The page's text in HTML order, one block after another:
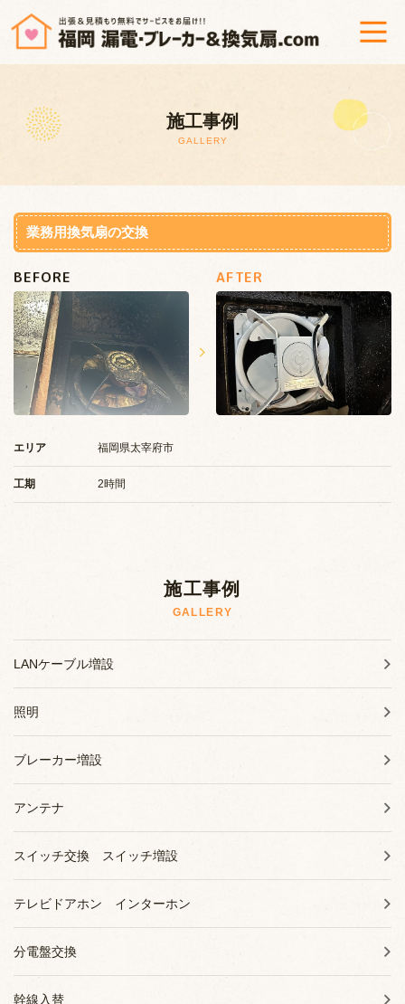
漏電調査修理＆ブレーカー交換
換気扇修理・交換
工事までの流れ
よくあるご質問
会社概要
プライバシーポリシー
お知らせ
施工事例
GALLERY
業務用換気扇の交換
BEFORE AFTER
エリア 福岡県太宰府市
工期 2時間
施工事例
GALLERY
LANケーブル増設
照明
ブレーカー増設
アンテナ
スイッチ交換 スイッチ増設
テレビドアホン インターホン
分電盤交換
幹線入替